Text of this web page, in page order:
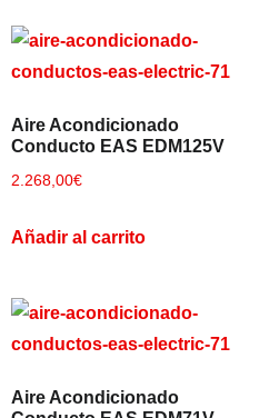
Aire Acondicionado
Conducto EAS EDM125V
2.268,00€
Añadir al carrito
Aire Acondicionado